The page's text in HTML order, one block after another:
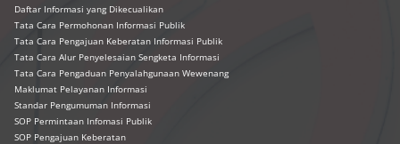
Daftar Informasi yang Dikecualikan
Tata Cara Permohonan Informasi Publik
Tata Cara Pengajuan Keberatan Informasi Publik
Tata Cara Alur Penyelesaian Sengketa Informasi
Tata Cara Pengaduan Penyalahgunaan Wewenang
Maklumat Pelayanan Informasi
Standar Pengumuman Informasi
SOP Permintaan Infomasi Publik
SOP Pengajuan Keberatan